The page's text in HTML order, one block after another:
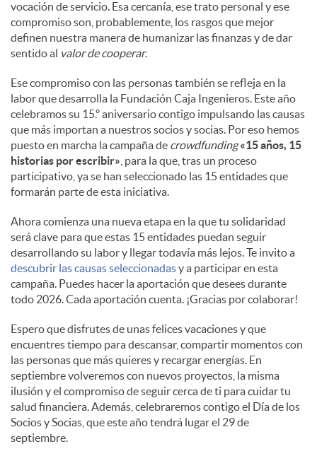
vocación de servicio. Esa cercanía, ese trato personal y ese
compromiso son, probablemente, los rasgos que mejor
definen nuestra manera de humanizar las finanzas y de dar
sentido al valor de cooperar.
Ese compromiso con las personas también se refleja en la
labor que desarrolla la Fundación Caja Ingenieros. Este año
celebramos su 15.º aniversario contigo impulsando las causas
que más importan a nuestros socios y socias. Por eso hemos
puesto en marcha la campaña de crowdfunding «15 años, 15
historias por escribir» , para la que, tras un proceso
participativo, ya se han seleccionado las 15 entidades que
formarán parte de esta iniciativa.
Ahora comienza una nueva etapa en la que tu solidaridad
será clave para que estas 15 entidades puedan seguir
desarrollando su labor y llegar todavía más lejos. Te invito a
descubrir las causas seleccionadasy a participar en esta
campaña. Puedes hacer la aportación que desees durante
todo 2026. Cada aportación cuenta. ¡Gracias por colaborar!
Espero que disfrutes de unas felices vacaciones y que
encuentres tiempo para descansar, compartir momentos con
las personas que más quieres y recargar energías. En
septiembre volveremos con nuevos proyectos, la misma
ilusión y el compromiso de seguir cerca de ti para cuidar tu
salud financiera. Además, celebraremos contigo el Día de los
Socios y Socias, que este año tendrá lugar el 29 de
septiembre.